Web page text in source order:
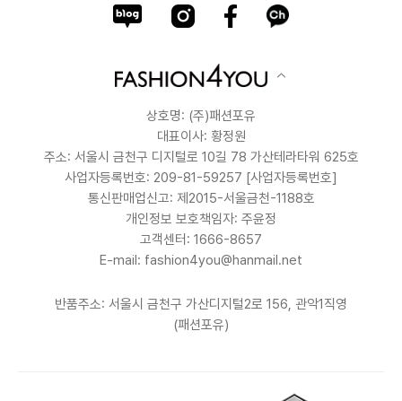
상호명: (주)패션포유
대표이사: 황정원
주소: 서울시 금천구 디지털로 10길 78 가산테라타워 625호
사업자등록번호: 209-81-59257 [사업자등록번호]
통신판매업신고: 제2015-서울금천-1188호
개인정보 보호책임자: 주윤정
고객센터: 1666-8657
E-mail: fashion4you@hanmail.net
반품주소: 서울시 금천구 가산디지털2로 156, 관악1직영
(패션포유)